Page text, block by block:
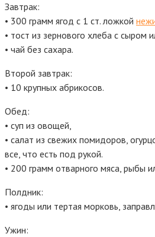
Завтрак:
• 300 грамм ягод с 1 ст. ложкой
• тост из зернового хлеба с сыром
• чай без сахара.
Второй завтрак:
• 10 крупных абрикосов.
Обед:
• суп из овощей,
• салат из свежих помидоров,
все, что есть под рукой.
• 200 грамм отварного мяса, рыбы
Полдник:
• ягоды или тертая морковь,
Ужин: